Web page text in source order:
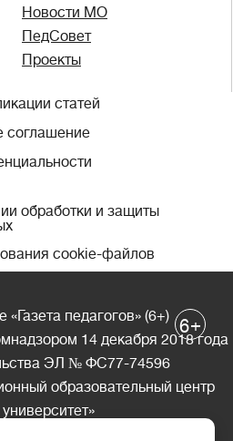
Новости МО
ПедСовет
Проекты
статей
соглашение
обработки и защиты
cookie-файлов
педагогов» (6+)
14 декабря 2018 года
ЭЛ № ФС77-74596
образовательный центр
6+